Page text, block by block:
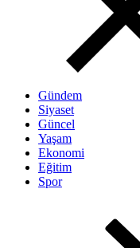
Gündem
Siyaset
Güncel
Yaşam
Ekonomi
Eğitim
Spor